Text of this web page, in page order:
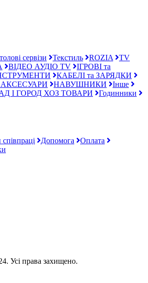
сервізи Текстиль ROZIA
TV
ВІДЕО АУДІО TV
ІГРОВІ та
КАБЕЛІ та ЗАРЯДКИ
НАВУШНИКИ
Інше
І ГОРОД ХОЗ ТОВАРИ
Годинники
Допомога
Оплата
Усі права захищено.